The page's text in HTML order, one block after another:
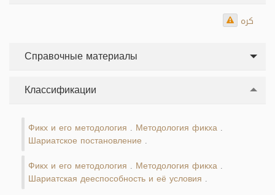
كره
Справочные материалы
Классификации
Фикх и его методология Методология фикха
Шариатское постановление
Фикх и его методология Методология фикха
Шариатская дееспособность и её условия